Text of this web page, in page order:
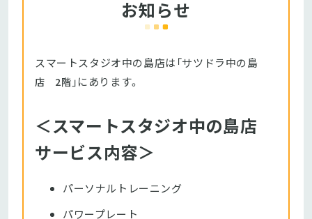
お知らせ
スマートスタジオ中の島店は「サツドラ中の島
店 2階 」にあります。
＜スマートスタジオ中の島店
サービス内容＞
パーソナルトレーニング
パワープレート